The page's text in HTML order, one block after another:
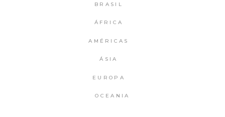
BRASIL
ÁFRICA
AMÉRICAS
ÁSIA
EUROPA
OCEANIA